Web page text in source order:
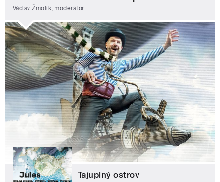
Václav Žmolík, moderátor
Tajuplný ostrov